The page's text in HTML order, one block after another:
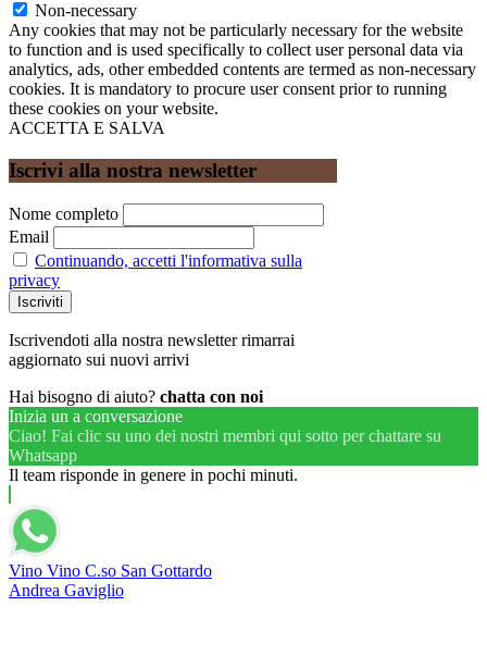
Non-necessary
Any cookies that may not be particularly necessary for the website
to function and is used specifically to collect user personal data via
analytics, ads, other embedded contents are termed as non-necessary
cookies. It is mandatory to procure user consent prior to running
these cookies on your website.
ACCETTA E SALVA
Iscrivi alla nostra newsletter
Nome completo
Email
Continuando, accetti l'informativa sulla
privacy
Iscrivendoti alla nostra newsletter rimarrai
aggiornato sui nuovi arrivi
Hai bisogno di aiuto? chatta con noi
Inizia un a conversazione
Ciao! Fai clic su uno dei nostri membri qui sotto per chattare su
Whatsapp
Il team risponde in genere in pochi minuti.
Vino Vino C.so San Gottardo
Andrea Gaviglio